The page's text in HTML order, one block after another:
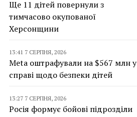
Ще 11 дітей повернули з
тимчасово окупованої
Херсонщини
13:41 7 СЕРПНЯ, 2026
Meta оштрафували на $567 млн у
справі щодо безпеки дітей
13:27 7 СЕРПНЯ, 2026
Росія формує бойові підрозділи